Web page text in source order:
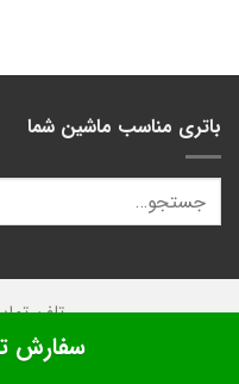
باتری مناسب ماشین شما
تلفن تماس:
تمامی حقوق این
سفارش